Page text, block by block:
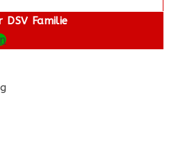
Familie